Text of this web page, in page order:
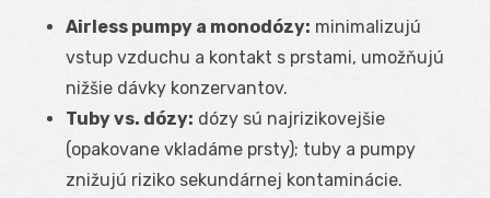
Airless pumpy a monodózy: minimalizujú
vstup vzduchu a kontakt s prstami, umožňujú
nižšie dávky konzervantov.
Tuby vs. dózy: dózy sú najrizikovejšie
(opakovane vkladáme prsty); tuby a pumpy
znižujú riziko sekundárnej kontaminácie.